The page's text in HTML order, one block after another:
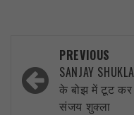
navigation
PREVIOUS
SANJAY
के बोझ में टूट कर
संजय शुक्ला